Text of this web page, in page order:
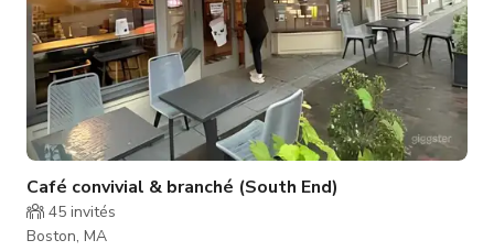
Café convivial & branché (South End)
45 invités
Boston, MA